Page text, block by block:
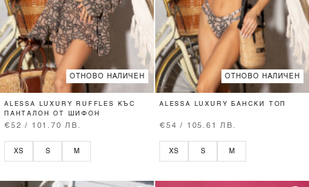
ОТНОВО НАЛИЧЕН
ALESSA LUXURY RUFFLES КЪС
ПАНТАЛОН ОТ ШИФОН
€52 / 101.70 ЛВ.
XS S M
ОТНОВО НАЛИЧЕН
ALESSA LUXURY БАНСКИ ТОП
€54 / 105.61 ЛВ.
XS S M